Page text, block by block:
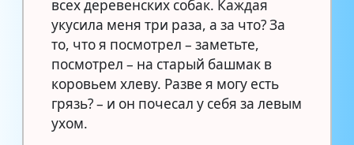
всех деревенских собак. Каждая
укусила меня три раза, а за что? За
то, что я посмотрел – заметьте,
посмотрел – на старый башмак в
коровьем хлеву. Разве я могу есть
грязь? – и он почесал у себя за левым
ухом.